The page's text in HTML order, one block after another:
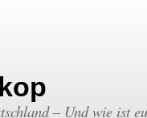
– Und wie ist